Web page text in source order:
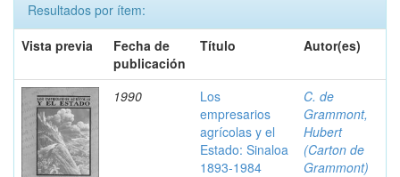
Resultados por ítem:
Vista previa
Fecha de
publicación
Título Autor(es)
1990
Los
empresarios
agrícolas y el
Estado: Sinaloa
1893-1984
C. de
Grammont,
Hubert
(Carton de
Grammont)